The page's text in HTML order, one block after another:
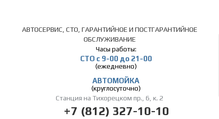
АВТОСЕРВИС, СТО, ГАРАНТИЙНОЕ И ПОСТГАРАНТИЙНОЕ
ОБСЛУЖИВАНИЕ
Часы работы:
СТО c 9-00 до 21-00
(ежедневно)
АВТОМОЙКА
(круглосуточно)
Станция на Тихорецком пр., 6, к. 2
+7 (812) 327-10-10